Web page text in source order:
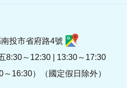
投市省府路4號
8:30～12:30 | 13:30～17:30
～16:30）（國定假日除外）